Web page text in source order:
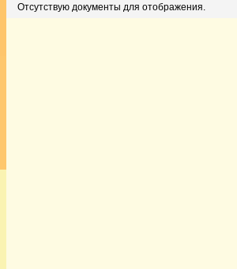
Отсутствую документы для отображения.